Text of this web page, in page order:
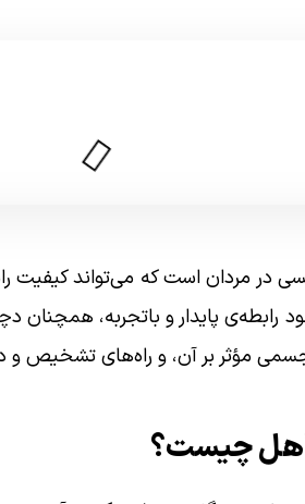
در مردان است که می‌تواند کیفیت
رابطه‌ی پایدار و باتجربه، همچنان
جسمی مؤثر بر آن، و راه‌های تشخیص
چیست؟